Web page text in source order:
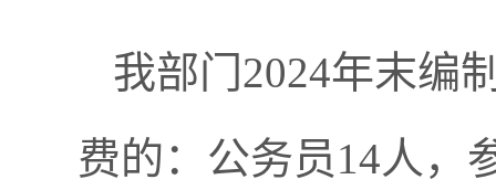
我部门2024年末编
费的：公务员14人，